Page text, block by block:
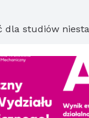
dla studiów